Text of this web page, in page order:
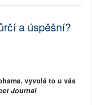
a úspěšní?
vyvolá to u vás
Journal